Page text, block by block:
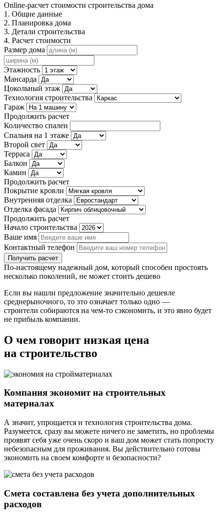
Online-расчет стоимости строительства дома
1. Общие данные
2. Планировка дома
3. Детали строительства
4. Расчет стоимости
Размер дома
Этажность
Мансарда
Цокольный этаж
Технология строительства
Гараж
Продолжить расчет
Количество спален
Спальня на 1 этаже
Второй свет
Терраса
Балкон
Камин
Продолжить расчет
Покрытие кровли
Внутренняя отделка
Отделка фасада
Продолжить расчет
Начало строительства
Ваше имя
Контактный телефон
По-настоящему надежный дом, который способен простоять
несколько поколений, не может стоить дешево
Если вы нашли предложение значительно дешевле
среднерыночного, то это означает только одно —
строители собираются на чем-то сэкономить, и это явно будет
не прибыль компании.
О чем говорит низкая цена
на строительство
Компания экономит на строительных
материалах
А значит, упрощается и технология строительства дома.
Разумеется, сразу вы можете ничего не заметить, но проблемы
проявят себя уже очень скоро и ваш дом может стать попросту
небезопасным для проживания. Вы действительно готовы
экономить на своем комфорте и безопасности?
Смета составлена без учета дополнительных
расходов